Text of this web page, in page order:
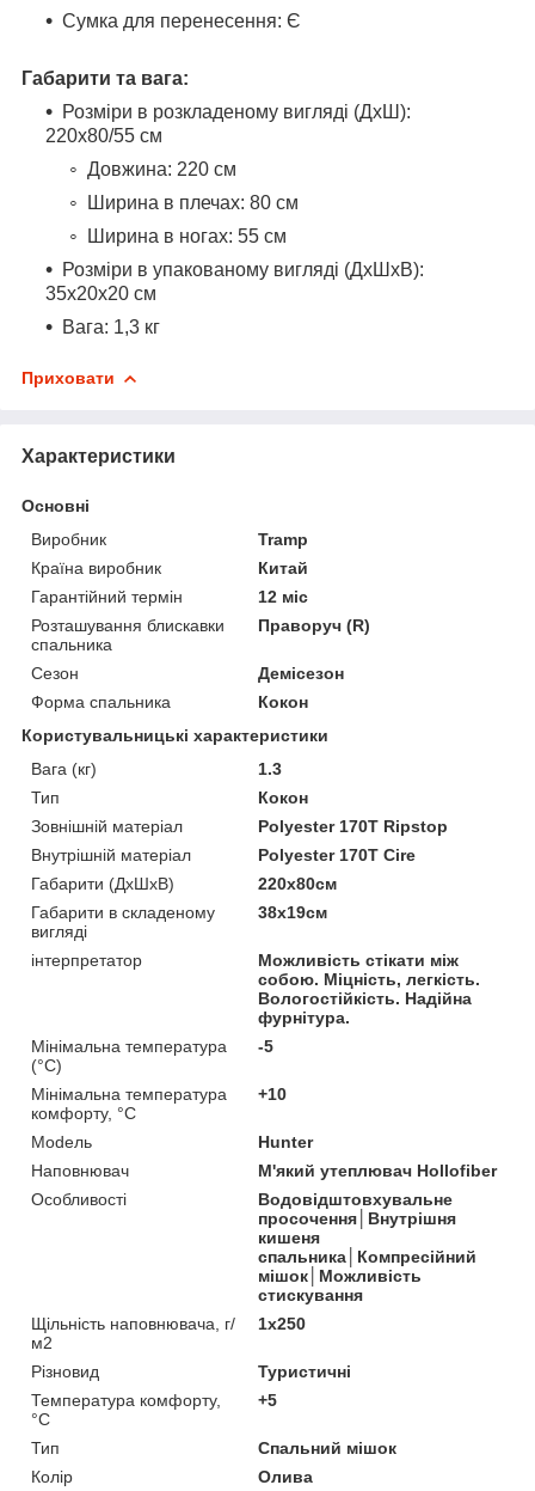
Сумка для перенесення: Є
Габарити та вага:
Розміри в розкладеному вигляді (ДхШ):
220х80/55 см
Довжина: 220 см
Ширина в плечах: 80 см
Ширина в ногах: 55 см
Розміри в упакованому вигляді (ДхШхВ):
35х20х20 см
Вага: 1,3 кг
Приховати
Характеристики
Основні
Виробник
Tramp
Країна виробник
Китай
Гарантійний термін
12 міс
Розташування блискавки
спальника
Праворуч (R)
Сезон
Демісезон
Форма спальника
Кокон
Користувальницькі характеристики
Вага (кг)
1.3
Тип
Кокон
Зовнішній матеріал
Polyester 170T Ripstop
Внутрішній матеріал
Polyester 170T Cire
Габарити (ДхШхВ)
220х80см
Габарити в складеному
вигляді
38х19см
інтерпретатор
Можливість стікати між
собою. Міцність, легкість.
Вологостійкість. Надійна
фурнітура.
Мінімальна температура
(°С)
-5
Мінімальна температура
комфорту, °C
+10
Моdель
Hunter
Наповнювач
М'який утеплювач Hollofiber
Особливості
Водовідштовхувальне
просочення│Внутрішня
кишеня
спальника│Компресійний
мішок│Можливість
стискування
Щільність наповнювача, г/
м2
1х250
Різновид
Туристичні
Температура комфорту,
°C
+5
Тип
Спальний мішок
Колір
Олива